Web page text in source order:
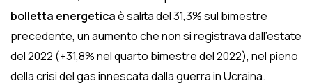
bolletta energeticaè salita del 31,3% sul bimestre
precedente, un aumento che non si registrava dall’estate
del 2022 (+31,8% nel quarto bimestre del 2022), nel pieno
della crisi del gas innescata dalla guerra in Ucraina.